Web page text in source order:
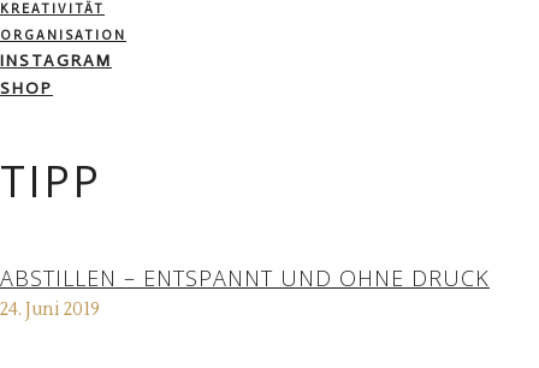
KREATIVITÄT
ORGANISATION
INSTAGRAM
SHOP
TIPP
ABSTILLEN – ENTSPANNT UND OHNE DRUCK
24. Juni 2019